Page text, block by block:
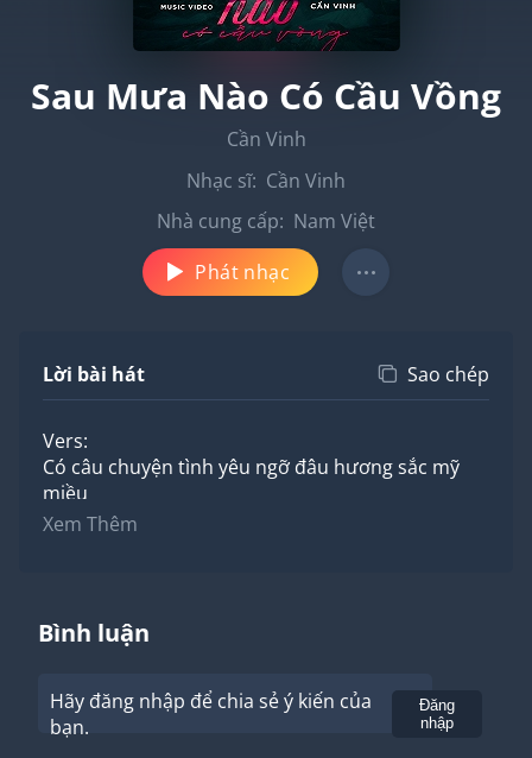
Sau Mưa Nào Có Cầu Vồng
Cần Vinh
Nhạc sĩ: Cần Vinh
Nhà cung cấp: Nam Việt
Phát nhạc
Lời bài hát Sao chép
Vers:
Có câu chuyện tình yêu ngỡ đâu hương sắc mỹ
miều
Có chân thành bao nhiêu đem trao bấy nhiêu
Pre – Ch:
Lặng yên nghe tim mình nhỏ máu
Vắng em những ngày sau thế gian sầu thay màu u
tối
Xem Thêm
Bình luận
Hãy đăng nhập để chia sẻ ý kiến của
bạn.
Đăng
nhập